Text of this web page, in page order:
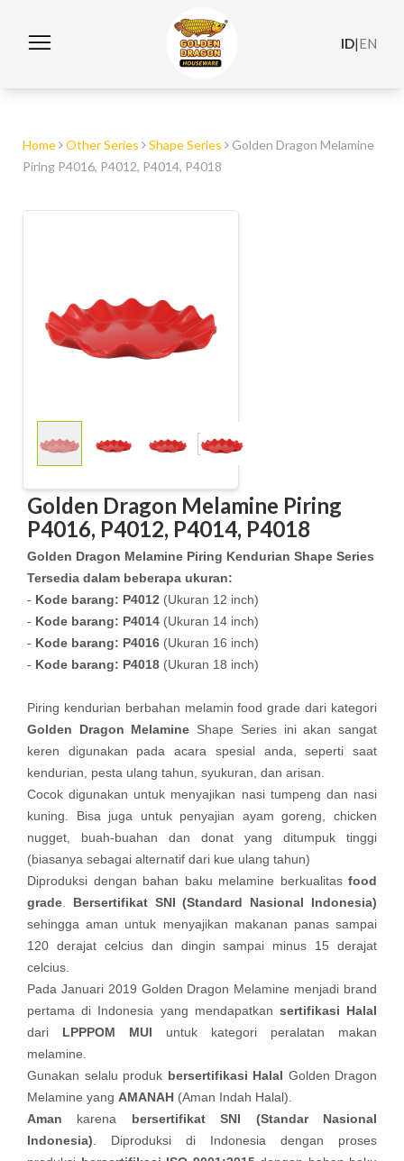
ID|EN
Home Other Series Shape Series
Golden Dragon Melamine
Piring P4016, P4012, P4014, P4018
Golden Dragon Melamine Piring
P4016, P4012, P4014, P4018
Golden Dragon Melamine Piring Kendurian Shape Series
Tersedia dalam beberapa ukuran:
- Kode barang: P4012 (Ukuran 12 inch)
- Kode barang: P4014 (Ukuran 14 inch)
- Kode barang: P4016 (Ukuran 16 inch)
- Kode barang: P4018 (Ukuran 18 inch)
Piring kendurian berbahan melamin food grade dari kategori
Golden Dragon Melamine Shape Series ini akan sangat
keren digunakan pada acara spesial anda, seperti saat
kendurian, pesta ulang tahun, syukuran, dan arisan.
Cocok digunakan untuk menyajikan nasi tumpeng dan nasi
kuning. Bisa juga untuk penyajian ayam goreng, chicken
nugget, buah-buahan dan donat yang ditumpuk tinggi
(biasanya sebagai alternatif dari kue ulang tahun)
Diproduksi dengan bahan baku melamine berkualitasfood
grade
Bersertifikat SNI (Standard Nasional Indonesia)
sehingga aman untuk menyajikan makanan panas sampai
120 derajat celcius dan dingin sampai minus 15 derajat
celcius.
Pada Januari 2019 Golden Dragon Melamine menjadi brand
pertama di Indonesia yang mendapatkan sertifikasi Halal
dari LPPPOM MUI untuk kategori peralatan makan
melamine.
Gunakan selalu produk bersertifikasi Halal Golden Dragon
Melamine yang AMANAH (Aman Indah Halal).
Aman karena bersertifikat SNI (Standar Nasional
Indonesia) . Diproduksi di Indonesia dengan proses